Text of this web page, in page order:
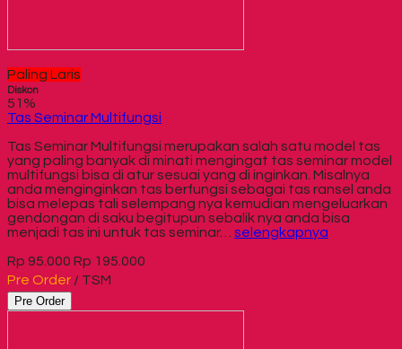
Paling Laris
Diskon
51%
Tas Seminar Multifungsi
Tas Seminar Multifungsi merupakan salah satu model tas
yang paling banyak di minati mengingat tas seminar model
multifungsi bisa di atur sesuai yang di inginkan. Misalnya
anda menginginkan tas berfungsi sebagai tas ransel anda
bisa melepas tali selempang nya kemudian mengeluarkan
gendongan di saku begitupun sebalik nya anda bisa
menjadi tas ini untuk tas seminar… selengkapnya
Rp 95.000 Rp 195.000
Pre Order / TSM
Pre Order